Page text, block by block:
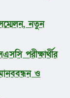
নতুন
পরীক্ষার্থীর
ও